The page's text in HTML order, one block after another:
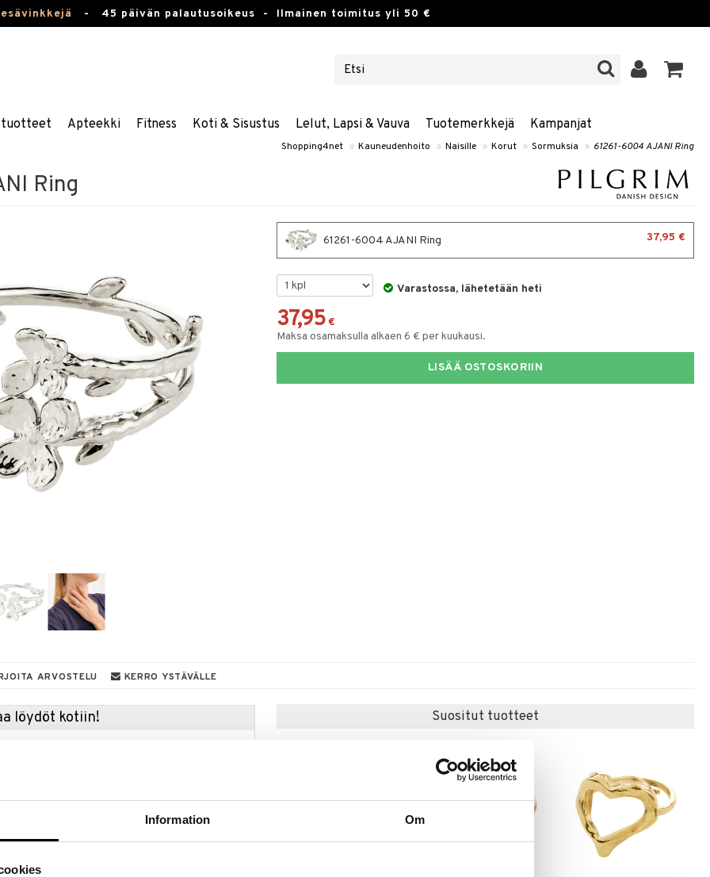
Information Om
- 45 päivän palautusoikeus - Ilmainen toimitus yli 50 €
Apteekki Fitness Koti & Sisustus Lelut, Lapsi & Vauva Tuotemerkkejä Kampanjat
Shopping4net » Kauneudenhoito » Naisille » Korut » Sormuksia » 61261-6004 AJANI Ring
Ring
61261-6004 AJANI Ring 37,95 €
Varastossa, lähetetään heti
37,95 €
Maksa osamaksulla alkaen 6 € per kuukausi.
LISÄÄ OSTOSKORIIN
ARVOSTELU KERRO YSTÄVÄLLE
löydöt kotiin! Suositut tuotteet